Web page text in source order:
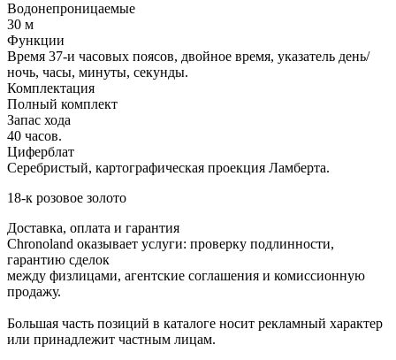
Водонепроницаемые
30 м
Функции
Время 37-и часовых поясов, двойное время, указатель день/
ночь, часы, минуты, секунды.
Комплектация
Полный комплект
Запас хода
40 часов.
Циферблат
Серебристый, картографическая проекция Ламберта.
18-к розовое золото
Доставка, оплата и гарантия
Chronoland оказывает услуги: проверку подлинности,
гарантию сделок
между физлицами, агентские соглашения и комиссионную
продажу.
Большая часть позиций в каталоге носит рекламный характер
или принадлежит частным лицам.